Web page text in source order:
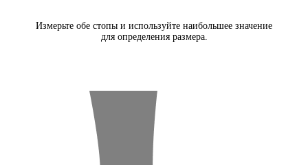
Измерьте обе стопы и используйте наибольшее значение
для определения размера.